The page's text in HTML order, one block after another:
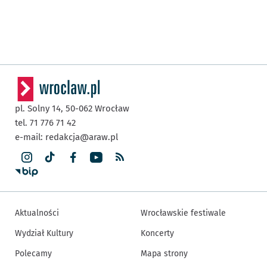
pl. Solny 14, 50-062 Wrocław
tel. 71 776 71 42
e-mail: redakcja@araw.pl
Aktualności
Wydział Kultury
Polecamy
Wrocławskie festiwale
Koncerty
Mapa strony